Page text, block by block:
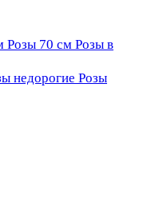
Розы 70 см Розы в
недорогие Розы